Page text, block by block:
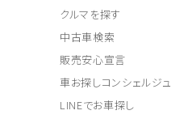
クルマを探す
中古車検索
販売安心宣言
車お探しコンシェルジュ
LINEでお車探し